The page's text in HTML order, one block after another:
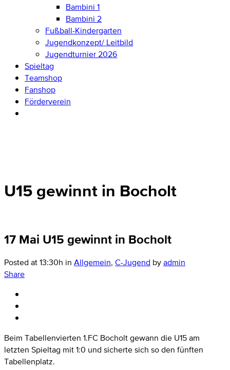
Bambini 1
Bambini 2
Fußball-Kindergarten
Jugendkonzept/ Leitbild
Jugendturnier 2026
Spieltag
Teamshop
Fanshop
Förderverein
U15 gewinnt in Bocholt
17 Mai U15 gewinnt in Bocholt
Posted at 13:30h in Allgemein, C-Jugend byadmin
Share
Beim Tabellenvierten 1.FC Bocholt gewann die U15 am
letzten Spieltag mit 1:0 und sicherte sich so den fünften
Tabellenplatz.